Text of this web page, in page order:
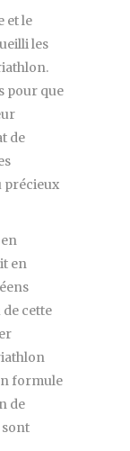
et le
les
pour que
de
précieux
en
de cette
formule
de
sont